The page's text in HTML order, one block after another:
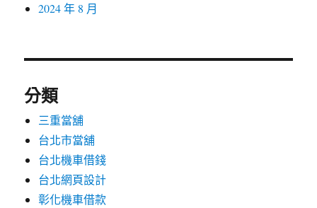
2024 年 8 月
分類
三重當舖
台北市當舖
台北機車借錢
台北網頁設計
彰化機車借款